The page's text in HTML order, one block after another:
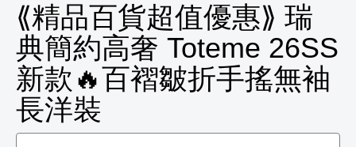
⟪精品百貨超值優惠⟫ 瑞
典簡約高奢 Toteme 26SS
新款🔥百褶皺折手搖無袖
長洋裝